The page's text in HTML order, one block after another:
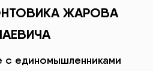
ЖАРОВА
с единомышленниками